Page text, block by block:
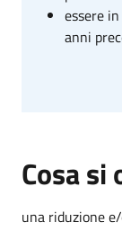
essere
anni
Cosa
una riduzione